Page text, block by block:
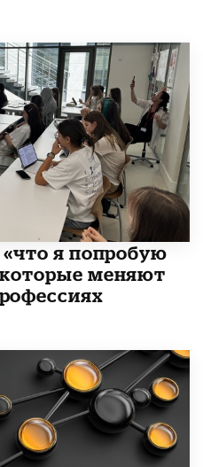
«что я попробую
которые меняют